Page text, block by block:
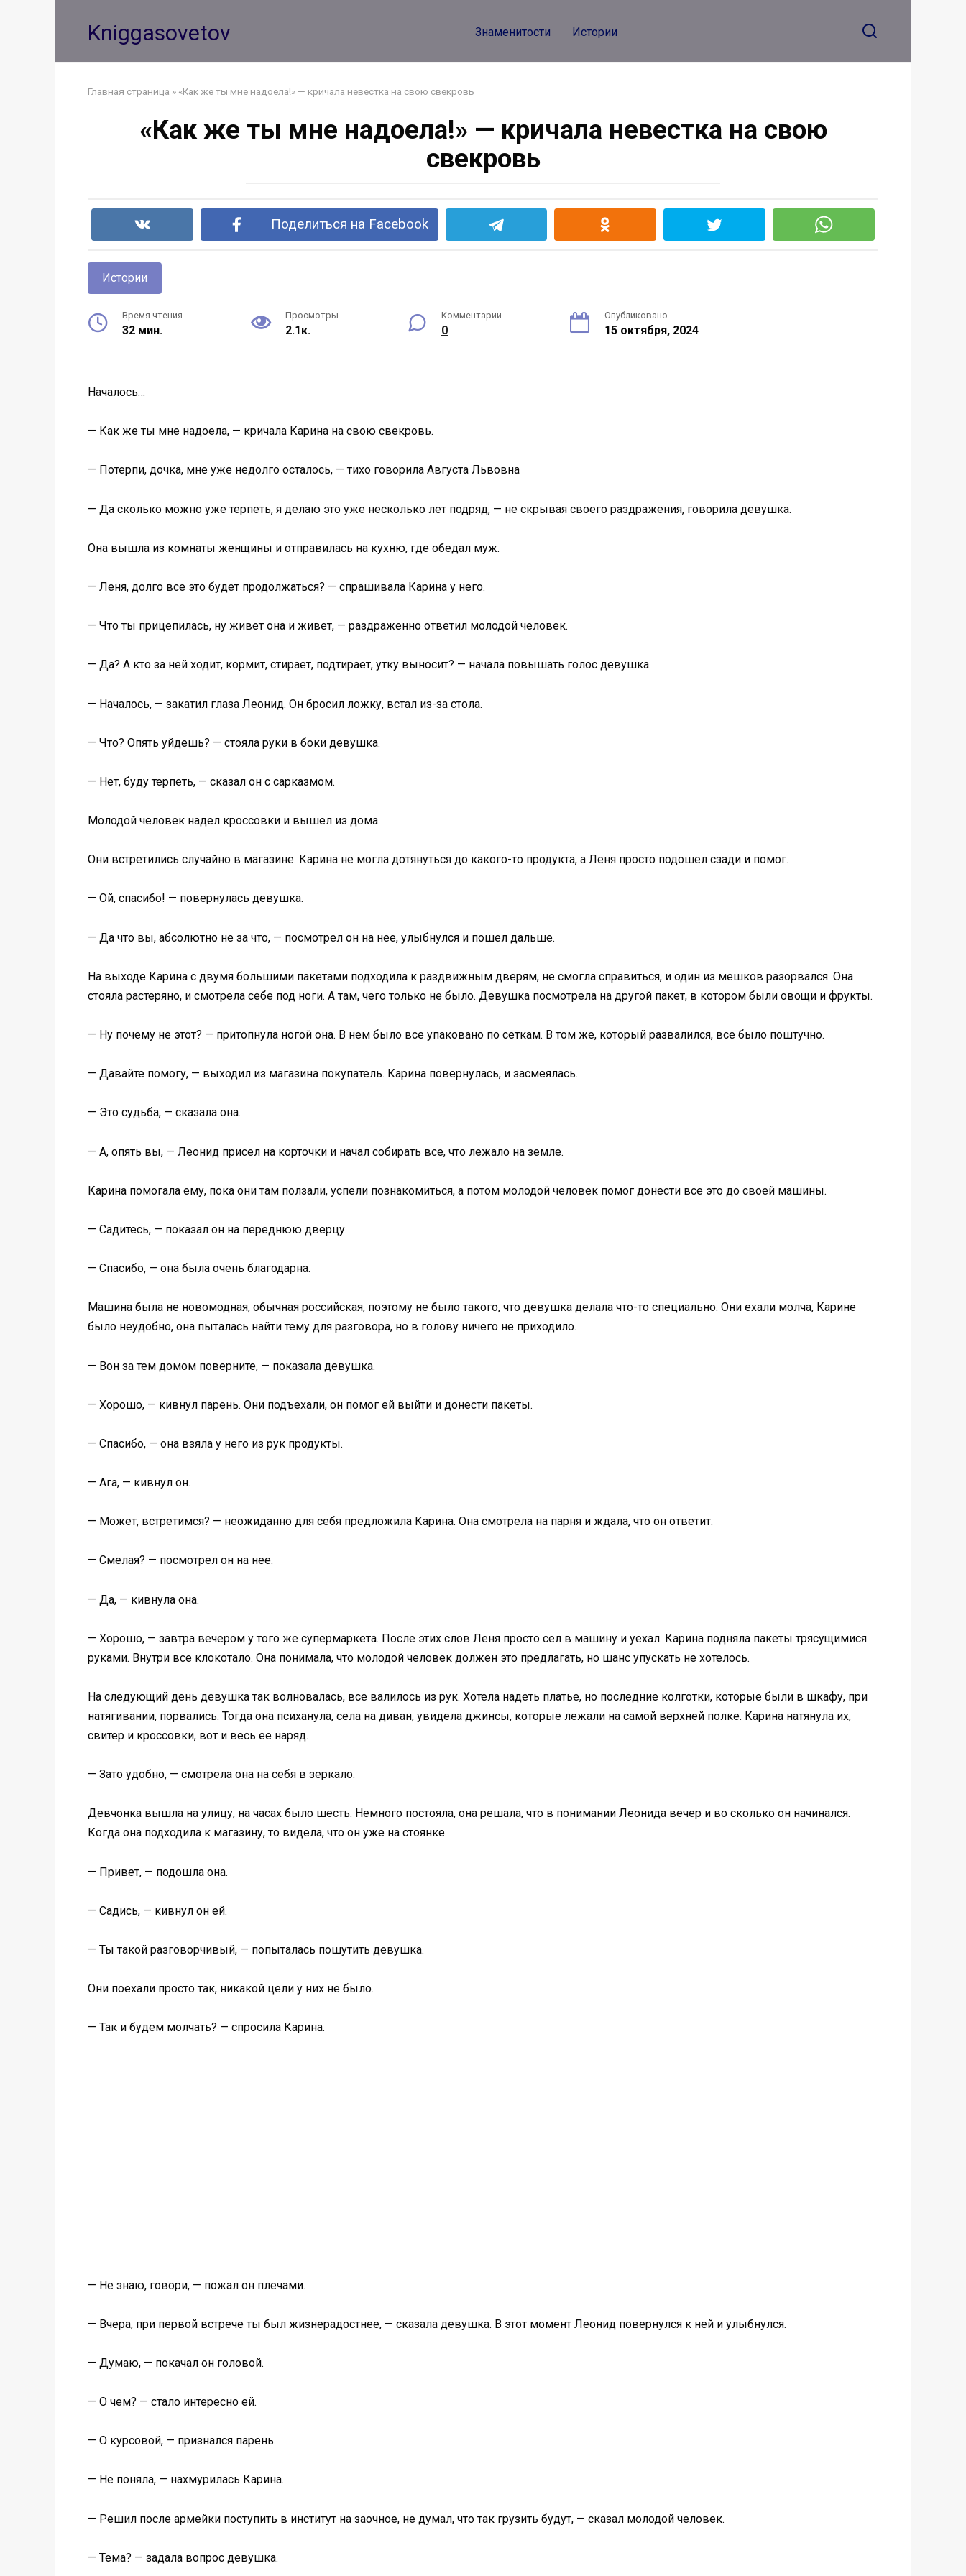
Kniggasovetov Знаменитости Истории
Главная страница » «Как же ты мне надоела!» — кричала невестка на свою свекровь
«Как же ты мне надоела!» — кричала невестка на свою
свекровь
Поделиться на Facebook
Истории
Время чтения
32 мин.
Просмотры
2.1к.
Комментарии
0
Опубликовано
15 октября, 2024
Началось…
— Как же ты мне надоела, — кричала Карина на свою свекровь.
— Потерпи, дочка, мне уже недолго осталось, — тихо говорила Августа Львовна
— Да сколько можно уже терпеть, я делаю это уже несколько лет подряд, — не скрывая своего раздражения, говорила девушка.
Она вышла из комнаты женщины и отправилась на кухню, где обедал муж.
— Леня, долго все это будет продолжаться? — спрашивала Карина у него.
— Что ты прицепилась, ну живет она и живет, — раздраженно ответил молодой человек.
— Да? А кто за ней ходит, кормит, стирает, подтирает, утку выносит? — начала повышать голос девушка.
— Началось, — закатил глаза Леонид. Он бросил ложку, встал из-за стола.
— Что? Опять уйдешь? — стояла руки в боки девушка.
— Нет, буду терпеть, — сказал он с сарказмом.
Молодой человек надел кроссовки и вышел из дома.
Они встретились случайно в магазине. Карина не могла дотянуться до какого-то продукта, а Леня просто подошел сзади и помог.
— Ой, спасибо! — повернулась девушка.
— Да что вы, абсолютно не за что, — посмотрел он на нее, улыбнулся и пошел дальше.
На выходе Карина с двумя большими пакетами подходила к раздвижным дверям, не смогла справиться, и один из мешков разорвался. Она
стояла растеряно, и смотрела себе под ноги. А там, чего только не было. Девушка посмотрела на другой пакет, в котором были овощи и фрукты.
— Ну почему не этот? — притопнула ногой она. В нем было все упаковано по сеткам. В том же, который развалился, все было поштучно.
— Давайте помогу, — выходил из магазина покупатель. Карина повернулась, и засмеялась.
— Это судьба, — сказала она.
— А, опять вы, — Леонид присел на корточки и начал собирать все, что лежало на земле.
Карина помогала ему, пока они там ползали, успели познакомиться, а потом молодой человек помог донести все это до своей машины.
— Садитесь, — показал он на переднюю дверцу.
— Спасибо, — она была очень благодарна.
Машина была не новомодная, обычная российская, поэтому не было такого, что девушка делала что-то специально. Они ехали молча, Карине
было неудобно, она пыталась найти тему для разговора, но в голову ничего не приходило.
— Вон за тем домом поверните, — показала девушка.
— Хорошо, — кивнул парень. Они подъехали, он помог ей выйти и донести пакеты.
— Спасибо, — она взяла у него из рук продукты.
— Ага, — кивнул он.
— Может, встретимся? — неожиданно для себя предложила Карина. Она смотрела на парня и ждала, что он ответит.
— Смелая? — посмотрел он на нее.
— Да, — кивнула она.
— Хорошо, — завтра вечером у того же супермаркета. После этих слов Леня просто сел в машину и уехал. Карина подняла пакеты трясущимися
руками. Внутри все клокотало. Она понимала, что молодой человек должен это предлагать, но шанс упускать не хотелось.
На следующий день девушка так волновалась, все валилось из рук. Хотела надеть платье, но последние колготки, которые были в шкафу, при
натягивании, порвались. Тогда она психанула, села на диван, увидела джинсы, которые лежали на самой верхней полке. Карина натянула их,
свитер и кроссовки, вот и весь ее наряд.
— Зато удобно, — смотрела она на себя в зеркало.
Девчонка вышла на улицу, на часах было шесть. Немного постояла, она решала, что в понимании Леонида вечер и во сколько он начинался.
Когда она подходила к магазину, то видела, что он уже на стоянке.
— Привет, — подошла она.
— Садись, — кивнул он ей.
— Ты такой разговорчивый, — попыталась пошутить девушка.
Они поехали просто так, никакой цели у них не было.
— Так и будем молчать? — спросила Карина.
— Не знаю, говори, — пожал он плечами.
— Вчера, при первой встрече ты был жизнерадостнее, — сказала девушка. В этот момент Леонид повернулся к ней и улыбнулся.
— Думаю, — покачал он головой.
— О чем? — стало интересно ей.
— О курсовой, — признался парень.
— Не поняла, — нахмурилась Карина.
— Решил после армейки поступить в институт на заочное, не думал, что так грузить будут, — сказал молодой человек.
— Тема? — задала вопрос девушка.